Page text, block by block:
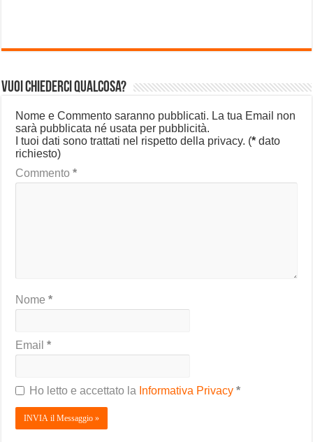
Vuoi chiederci qualcosa?
Nome e Commento saranno pubblicati. La tua Email non
sarà pubblicata né usata per pubblicità.
I tuoi dati sono trattati nel rispetto della privacy. (* dato
richiesto)
Commento*
Nome*
Email*
Ho letto e accettato la Informativa Privacy*